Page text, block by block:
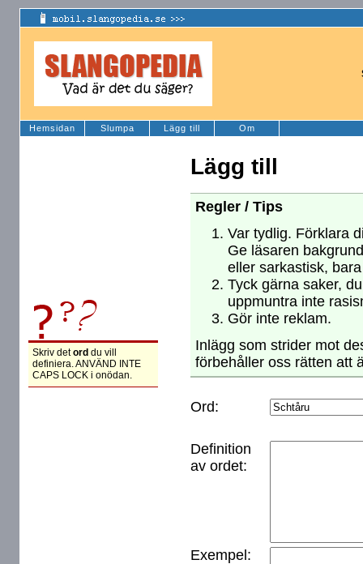
Hemsidan Slumpa Lägg till Om
Skriv detord du vill
definiera. ANVÄND INTE
CAPS LOCK i onödan.
Lägg till
Regler / Tips
Var tydlig. Förklara
Ge läsaren
eller sarkastisk,
Tyck gärna saker,
uppmuntra inte
Gör inte reklam.
Inlägg som strider mot
förbehåller oss rätten att
Ord:
Definition
av ordet:
Exempel: